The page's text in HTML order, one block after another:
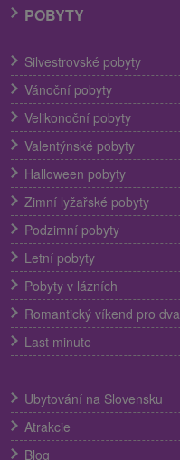
POBYTY
Silvestrovské pobyty
Vánoční pobyty
Velikonoční pobyty
Valentýnské pobyty
Halloween pobyty
Zimní lyžařské pobyty
Podzimní pobyty
Letní pobyty
Pobyty v lázních
Romantický víkend pro dva
Last minute
Ubytování na Slovensku
Atrakcie
Blog